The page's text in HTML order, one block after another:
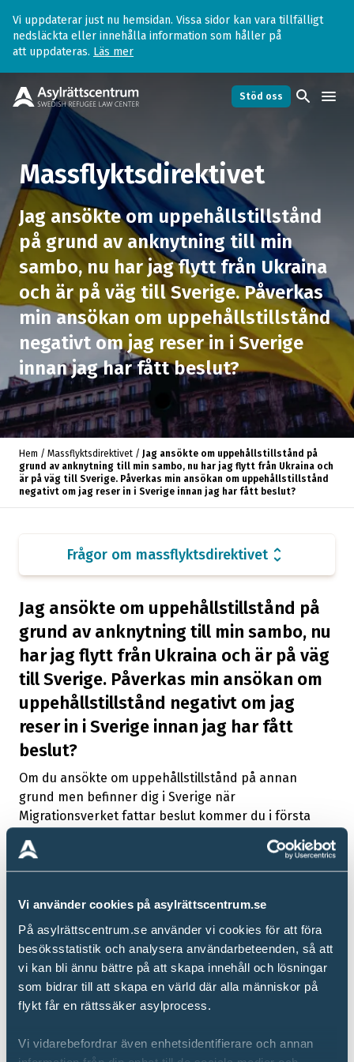
Vi använder cookies på asylrättscentrum.se
På asylrättscentrum.se använder vi cookies för att föra
besöksstatistik och analysera användarbeteenden, så att
vi kan bli ännu bättre på att skapa innehåll och lösningar
som bidrar till att skapa en värld där alla människor på
flykt får en rättssäker asylprocess.
Vi vidarebefordrar även enhetsidentifierare och annan
Vi uppdaterar just nu hemsidan. Vissa sidor kan vara tillfälligt
nedsläckta eller innehålla information som håller på
att uppdateras. Läs mer
Stöd oss search menu
Massflyktsdirektivet
Jag ansökte om uppehållstillstånd
på grund av anknytning till min
sambo, nu har jag flytt från Ukraina
och är på väg till Sverige. Påverkas
min ansökan om uppehållstillstånd
negativt om jag reser in i Sverige
innan jag har fått beslut?
Hem / Massflyktsdirektivet / Jag ansökte om uppehållstillstånd på
grund av anknytning till min sambo, nu har jag flytt från Ukraina och
är på väg till Sverige. Påverkas min ansökan om uppehållstillstånd
negativt om jag reser in i Sverige innan jag har fått beslut?
Jag ansökte om uppehållstillstånd på
grund av anknytning till min sambo, nu
har jag flytt från Ukraina och är på väg
till Sverige. Påverkas min ansökan om
uppehållstillstånd negativt om jag
reser in i Sverige innan jag har fått
beslut?
Om du ansökte om uppehållstillstånd på annan
grund men befinner dig i Sverige när
Migrationsverket fattar beslut kommer du i första
massflyktsdirektivet om du uppfyller kriterierna. Din
ansökan om uppehållstillstånd på grund av
Om du inte omfattas av massflyktsdirektivet kan du
i stället beviljas uppehållstillstånd på grund av
familjeanknytning om du uppfyller villkoren.
Huvudregeln är att uppehållstillstånd ska vara
beviljat innan du reser till Sverige, men tillstånd kan i
anknytning och det inte är skäligt att den sökande
Frågor om massflyktsdirektivet unfold_more
Massflyktsdirektivet
Vad är massflyktsdirektivet?
Vilka omfattas av Massflyktsdirektivet?
Hur ska jag göra för att få uppehållstillstånd
enligt massflyktsdirektivet?
arrow_forward
Får jag ansöka om tillfälligt skydd och
uppehållstillstånd i vilket EU-land jag vill?
arrow_forward
Hur länge gäller ett uppehållstillstånd med
tillfälligt skydd enligt massflyktsdirektivet?
arrow_forward
Kan jag folkbokföra mig i Sverige? arrow_forward
uppehållstillstånd, som uppehållstillstånd på
grund av arbete eller anknytning?
arrow_forward
Vad är det för skillnad på uppehållstillstånd
enligt massflyktsdirektivet och
skyddsstatusförklaring (asyl)?
arrow_forward
Kan jag ansöka om asyl i Sverige i stället för
Kan jag ansöka om att få en
skyddsstatusförklaring även om jag redan har
uppehållstillstånd enligt massflyktsdirektivet?
arrow_forward
bedömning av skyddsbehovet enligt
Vad baserar Migrationsverket sin prövning av
ukrainska asylärenden på?
arrow_forward
ukrainska asylärenden på?